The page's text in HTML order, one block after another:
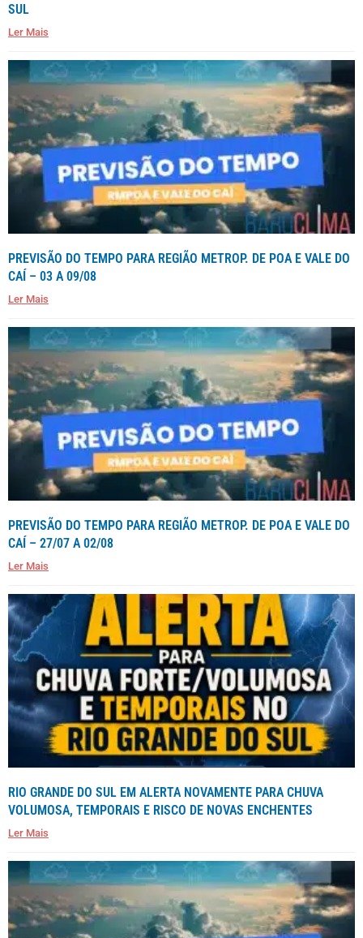
SUL
Ler Mais
PREVISÃO DO TEMPO PARA REGIÃO METROP. DE POA E VALE DO
CAÍ – 03 A 09/08
Ler Mais
PREVISÃO DO TEMPO PARA REGIÃO METROP. DE POA E VALE DO
CAÍ – 27/07 A 02/08
Ler Mais
RIO GRANDE DO SUL EM ALERTA NOVAMENTE PARA CHUVA
VOLUMOSA, TEMPORAIS E RISCO DE NOVAS ENCHENTES
Ler Mais